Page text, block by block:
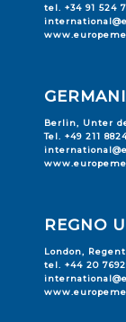
tel. +34 91 524
Berlin, Unter
Tel. +49 211
REGNO
London,
tel. +44 20